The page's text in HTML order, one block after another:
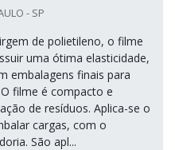
- SP
de polietileno, o filme
uma ótima elasticidade,
embalagens finais para
filme é compacto e
de resíduos. Aplica-se o
cargas, com o
São apl...